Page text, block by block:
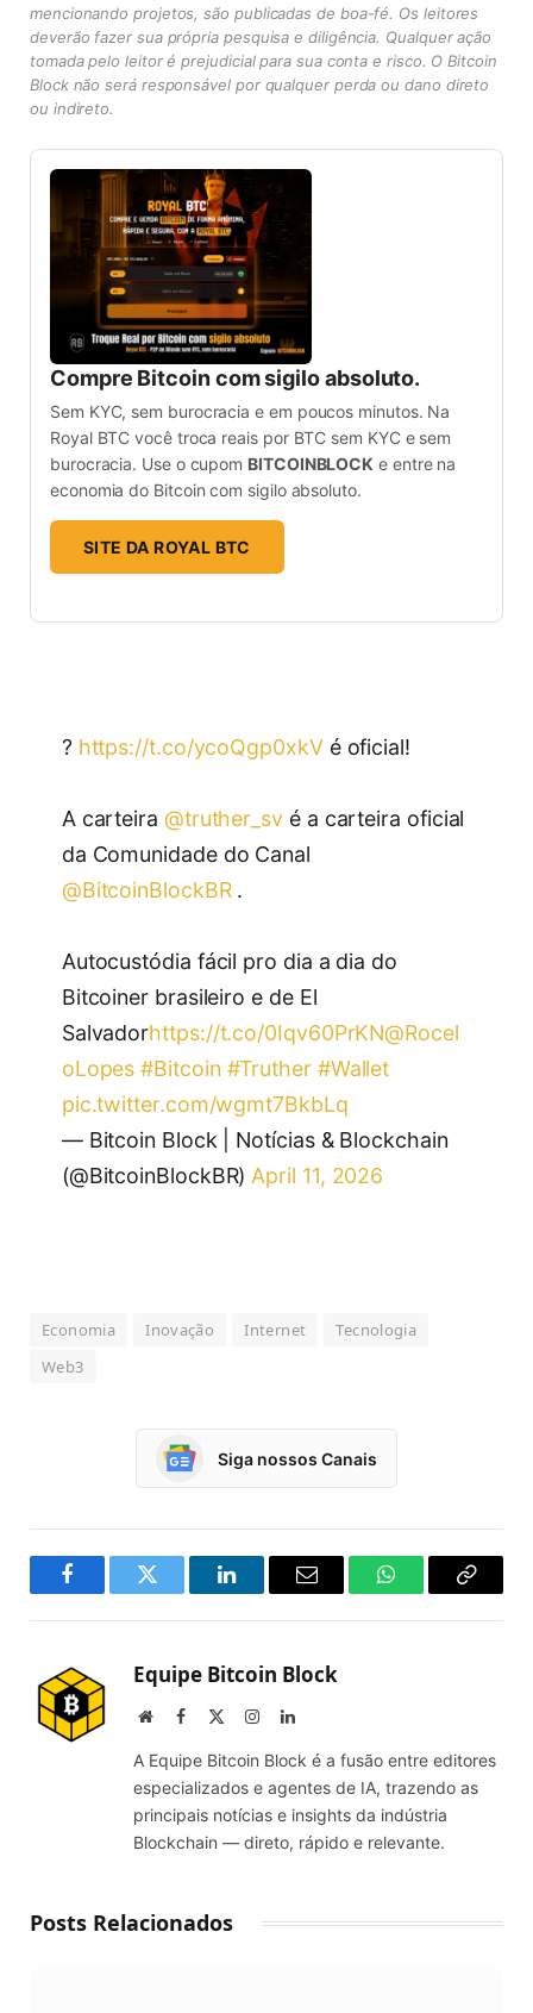
mencionando projetos, são publicadas de boa-fé. Os leitores
deverão fazer sua própria pesquisa e diligência. Qualquer ação
tomada pelo leitor é prejudicial para sua conta e risco. O Bitcoin
Block não será responsável por qualquer perda ou dano direto
ou indireto.
Compre Bitcoin com sigilo absoluto.
Sem KYC, sem burocracia e em poucos minutos. Na
Royal BTC você troca reais por BTC sem KYC e sem
burocracia. Use o cupom BITCOINBLOCK e entre na
economia do Bitcoin com sigilo absoluto.
SITE DA ROYAL BTC
? https://t.co/ycoQgp0xkVé oficial!
A carteira @truther_sv é a carteira oficial
da Comunidade do Canal
@BitcoinBlockBR.
Autocustódia fácil pro dia a dia do
Bitcoiner brasileiro e de El
Salvadorhttps://t.co/0Iqv60PrKN@Rocel
oLopes #Bitcoin #Truther #Wallet
pic.twitter.com/wgmt7BkbLq
— Bitcoin Block | Notícias & Blockchain
(@BitcoinBlockBR) April 11, 2026
Economia Inovação Internet
Tecnologia
Web3
Siga nossos Canais
FacebookTwitter LinkedInEmail WhatsAppCopy
Equipe Bitcoin Block
WebsiteFacebook InstagramLinkedIn
A Equipe Bitcoin Block é a fusão entre editores
especializados e agentes de IA, trazendo as
principais notícias e insights da indústria
Blockchain — direto, rápido e relevante.
Posts Relacionados